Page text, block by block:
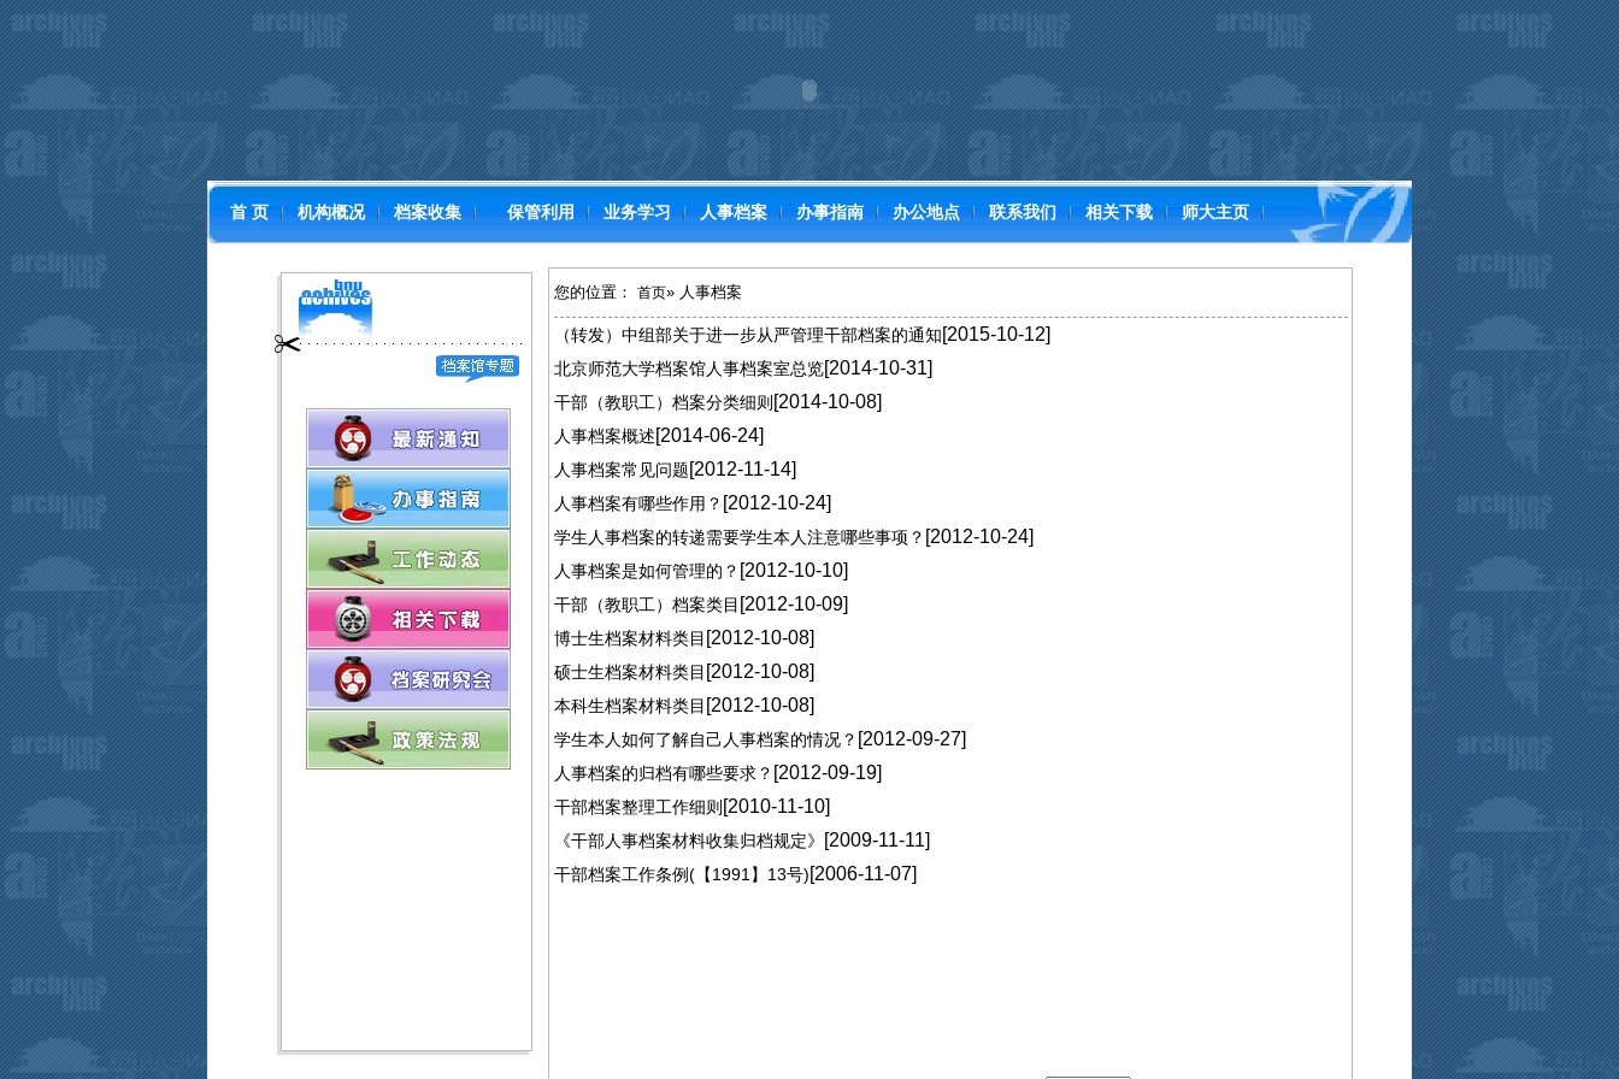
首 页 机构概况 档案收集 保管利用 业务学习 人事档案 办事指南 办公地点 联系我们 相关下载 师大主页
您的位置： 首页» 人事档案
（转发）中组部关于进一步从严管理干部档案的通知[2015-10-12]
北京师范大学档案馆人事档案室总览[2014-10-31]
干部（教职工）档案分类细则 [2014-10-08]
人事档案概述[2014-06-24]
人事档案常见问题[2012-11-14]
人事档案有哪些作用？ [2012-10-24]
学生人事档案的转递需要学生本人注意哪些事项？ [2012-10-24]
人事档案是如何管理的？ [2012-10-10]
干部（教职工）档案类目 [2012-10-09]
博士生档案材料类目 [2012-10-08]
硕士生档案材料类目 [2012-10-08]
本科生档案材料类目 [2012-10-08]
学生本人如何了解自己人事档案的情况？ [2012-09-27]
人事档案的归档有哪些要求？ [2012-09-19]
干部档案整理工作细则 [2010-11-10]
《干部人事档案材料收集归档规定》 [2009-11-11]
干部档案工作条例(【1991】13号)[2006-11-07]